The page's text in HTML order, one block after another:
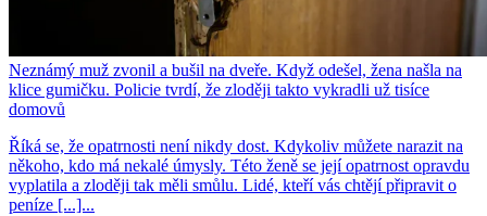
Neznámý muž zvonil a bušil na dveře. Když odešel, žena našla na
klice gumičku. Policie tvrdí, že zloději takto vykradli už tisíce
domovů
Říká se, že opatrnosti není nikdy dost. Kdykoliv můžete narazit na
někoho, kdo má nekalé úmysly. Této ženě se její opatrnost opravdu
vyplatila a zloději tak měli smůlu. Lidé, kteří vás chtějí připravit o
peníze [...]...